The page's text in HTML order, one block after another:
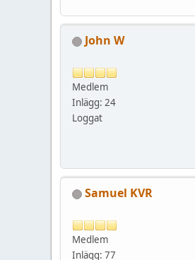
John W
Medlem
Inlägg: 24
Loggat
Samuel KVR
Medlem
Inlägg: 77